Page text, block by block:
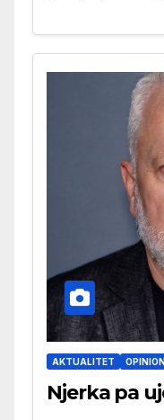
AKTUALITET
Njerka pa